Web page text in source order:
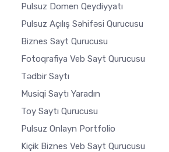
Pulsuz Domen Qeydiyyatı
Pulsuz Açılış Səhifəsi Qurucusu
Biznes Sayt Qurucusu
Fotoqrafiya Veb Sayt Qurucusu
Tədbir Saytı
Musiqi Saytı Yaradın
Toy Saytı Qurucusu
Pulsuz Onlayn Portfolio
Kiçik Biznes Veb Sayt Qurucusu